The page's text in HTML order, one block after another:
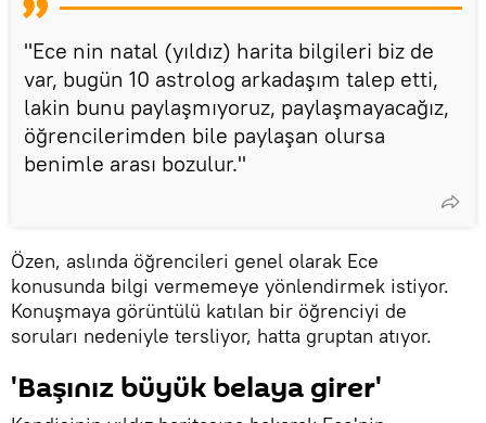
"Ece nin natal (yıldız) harita bilgileri biz de
var, bugün 10 astrolog arkadaşım talep etti,
lakin bunu paylaşmıyoruz, paylaşmayacağız,
öğrencilerimden bile paylaşan olursa
benimle arası bozulur."
Özen, aslında öğrencileri genel olarak Ece
konusunda bilgi vermemeye yönlendirmek istiyor.
Konuşmaya görüntülü katılan bir öğrenciyi de
soruları nedeniyle tersliyor, hatta gruptan atıyor.
'Başınız büyük belaya girer'